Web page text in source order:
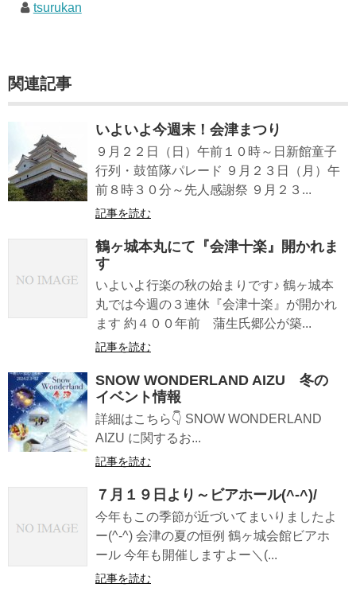
tsurukan
関連記事
いよいよ今週末！会津まつり
９月２２日（日）午前１０時～日新館童子
行列・鼓笛隊パレード ９月２３日（月）午
前８時３０分～先人感謝祭 ９月２３...
記事を読む
鶴ヶ城本丸にて『会津十楽』開かれま
す
いよいよ行楽の秋の始まりです♪ 鶴ヶ城本
丸では今週の３連休『会津十楽』が開かれ
ます 約４００年前 蒲生氏郷公が築...
記事を読む
SNOW WONDERLAND AIZU 冬の
イベント情報
詳細はこちら👇 SNOW WONDERLAND
AIZU に関するお...
記事を読む
７月１９日より～ビアホール(^-^)/
今年もこの季節が近づいてまいりましたよ
ー(^-^) 会津の夏の恒例 鶴ヶ城会館ビアホ
ール 今年も開催しますよー＼(...
記事を読む